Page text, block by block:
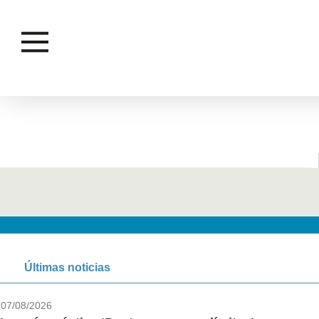
Últimas noticias
07/08/2026